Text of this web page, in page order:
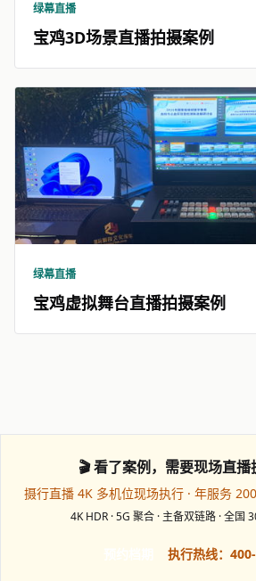
绿幕直播
宝鸡3D场景直播拍摄案例
绿幕直播
宝鸡虚拟舞台直播拍摄案例
🎬 看了案例，需要现场直播
摄行直播 4K 多机位现场执行 · 年服务
4K HDR · 5G 聚合 · 主备双链路 · 全国
执行热线：